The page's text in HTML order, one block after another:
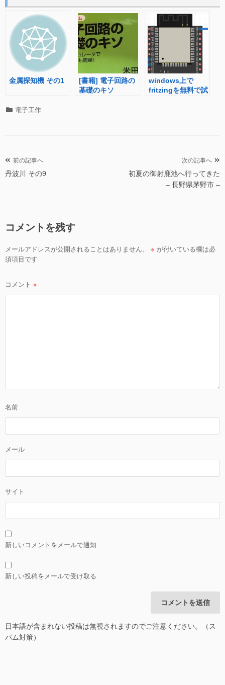
金属探知機 その1
[書籍] 電子回路の
基礎のキソ
windows上で
fritzingを無料で試
カ 電子工作
投
稿
ー
シ
ョ
前の記事へ
丹波川 その9
次の記事へ
初夏の御射鹿池へ行ってきた
– 長野県茅野市 –
コメントを残す
メールアドレスが公開されることはありません。 ※ が付いている欄は必
須項目です
コメント ※
名前
メール
サイト
新しいコメントをメールで通知
新しい投稿をメールで受け取る
日本語が含まれない投稿は無視されますのでご注意ください。（ス
パム対策）